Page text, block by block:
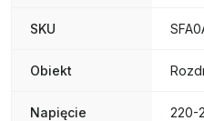
SKU
Obiekt
Napięcie 220-